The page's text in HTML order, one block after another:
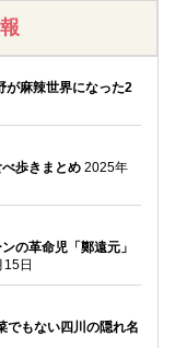
が麻辣世界になった2
歩きまとめ 2025年
の革命児「鄭遠元」
15日
でもない四川の隠れ名